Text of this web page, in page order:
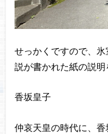
せっかくですので、
説が書かれた紙の説明
香坂皇子
仲哀天皇の時代に、